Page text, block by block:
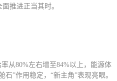
推进正当其时。
从80%左右增至84%以上，能源体
”作用稳定，“新主角”表现亮眼。